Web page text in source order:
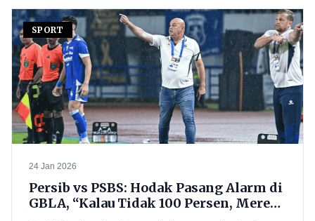
SPORT
24 Jan 2026
Persib vs PSBS: Hodak Pasang Alarm di
GBLA, “Kalau Tidak 100 Persen, Mereka